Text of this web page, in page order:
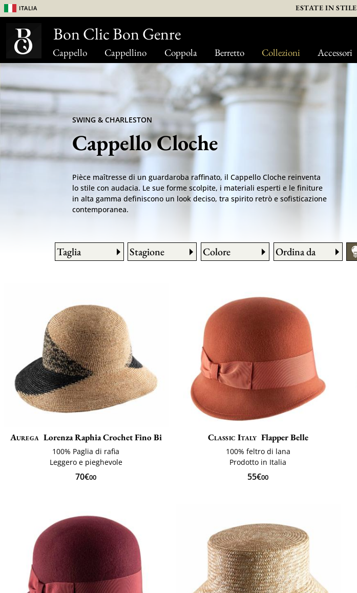
Cappello Cappellino Coppola Berretto Collezioni Accessori
Italia ESTATE IN STILE
SWING & CHARLESTON
Cappello Cloche
Pièce maîtresse di un guardaroba raffinato, il Cappello Cloche reinventa
lo stile con audacia. Le sue forme scolpite, i materiali esperti e le finiture
in alta gamma definiscono un look deciso, tra spirito retrò e sofisticazione
contemporanea.
Taglia Stagione Colore Ordina da
Aurega Lorenza Raphia Crochet Fino Bi
100% Paglia di rafia
Leggero e pieghevole
70€00
Classic Italy Flapper Belle
100% feltro di lana
Prodotto in Italia
55€00
Bon Clic Bon Genre